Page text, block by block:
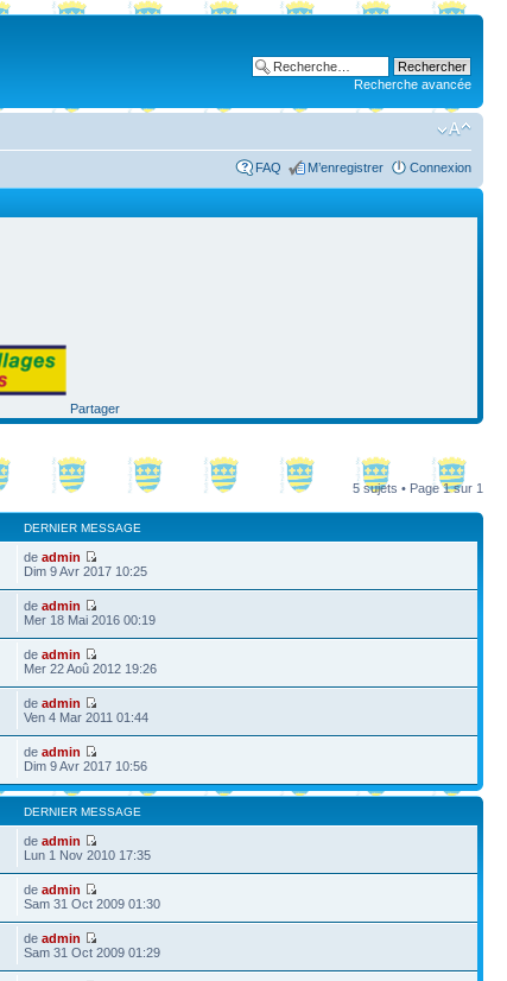
Recherche avancée
FAQ M’enregistrer Connexion
Partager
5 sujets • Page1sur 1
DERNIER MESSAGE
deadmin
Dim 9 Avr 2017 10:25
deadmin
Mer 18 Mai 2016 00:19
deadmin
Mer 22 Aoû 2012 19:26
deadmin
Ven 4 Mar 2011 01:44
deadmin
Dim 9 Avr 2017 10:56
DERNIER MESSAGE
deadmin
Lun 1 Nov 2010 17:35
deadmin
Sam 31 Oct 2009 01:30
deadmin
Sam 31 Oct 2009 01:29